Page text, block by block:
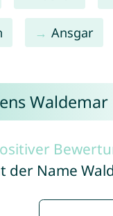
Ansgar
Waldemar
der Name